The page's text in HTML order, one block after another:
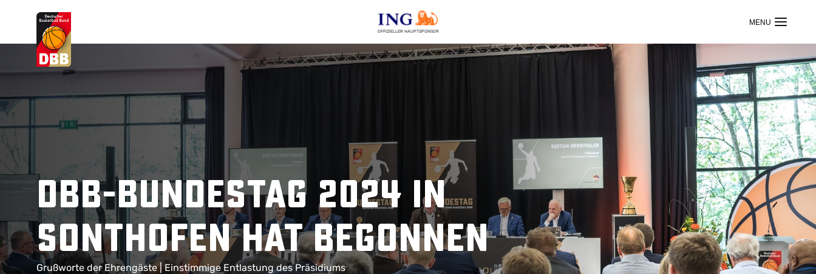
OFFIZIELLER HAUPTSPONSOR
Suchvorschläge
Lorem Ipsum
Dolor Sit
Amet Valputo
DBB-Bundestag 2024 in
Sonthofen hat begonnen
Grußworte der Ehrengäste | Einstimmige Entlastung des Präsidiums